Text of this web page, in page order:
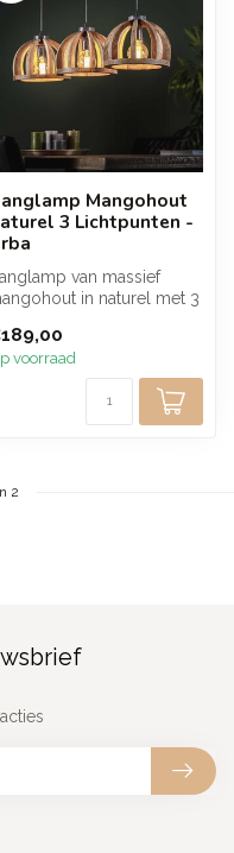
Mangohout
3 Lichtpunten -
van massief
in naturel met 3
...
voorraad
2